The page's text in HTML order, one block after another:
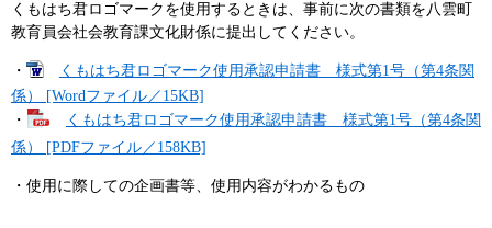
くもはち君ロゴマークを使用するときは、事前に次の書類を八雲町
教育員会社会教育課文化財係に提出してください。
・
くもはち君ロゴマーク使用承認申請書 様式第1号（第4条関
係） [Wordファイル／15KB]
・
くもはち君ロゴマーク使用承認申請書 様式第1号（第4条関
係） [PDFファイル／158KB]
・使用に際しての企画書等、使用内容がわかるもの